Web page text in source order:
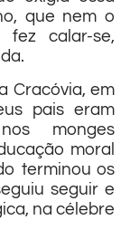
que nem o
calar-se,
Cracóvia, em
pais eram
monges
moral
terminou os
seguir e
na célebre